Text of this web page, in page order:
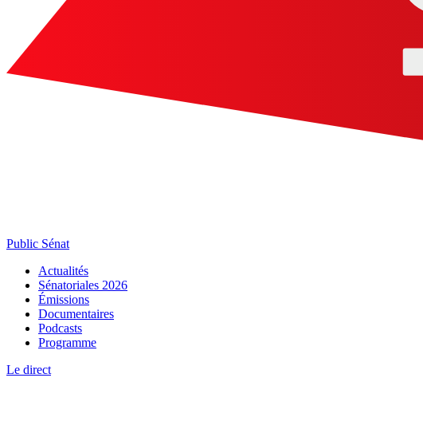
Public Sénat
Actualités
Sénatoriales 2026
Émissions
Documentaires
Podcasts
Programme
Le direct